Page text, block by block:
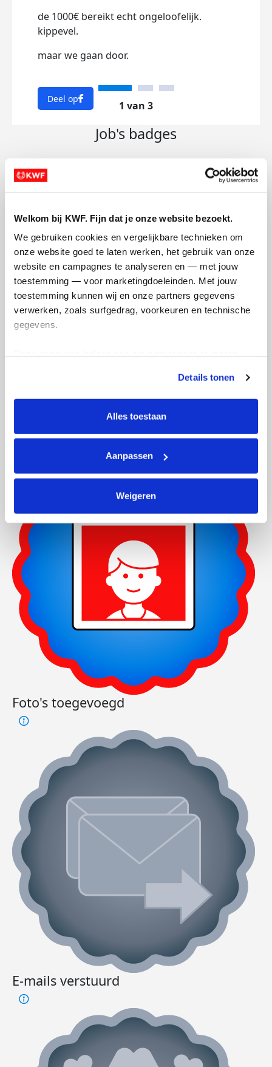
Welkom bij KWF. Fijn dat je onze website bezoekt.
We gebruiken cookies en vergelijkbare technieken om
onze website goed te laten werken, het gebruik van onze
website en campagnes te analyseren en — met jouw
toestemming — voor marketingdoeleinden. Met jouw
toestemming kunnen wij en onze partners gegevens
verwerken, zoals surfgedrag, voorkeuren en technische
gegevens.
tonen. Je kunt je toestemming op elk moment wijzigen of
intrekken via Cookie instellingen onderaan de pagina. De
lijst met cookies is te vinden in het tabblad “details”.
Details tonen
Alles toestaan
Aanpassen
Weigeren
de 1000€ bereikt echt ongeloofelijk.
kippevel.
maar we gaan door.
Deel op
1 van 3
Job's badges
Actiepagina gemaakt
Foto's toegevoegd
E-mails verstuurd